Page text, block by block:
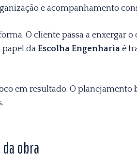
e acompanhamento
O cliente passa a enxergar
papel da Escolha Engenharia é
em resultado. O
obra